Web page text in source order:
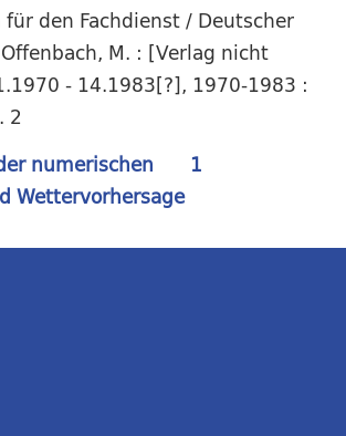
den Fachdienst / Deutscher
M. : [Verlag nicht
- 14.1983[?], 1970-1983 :
2
1
numerischen
Wettervorhersage